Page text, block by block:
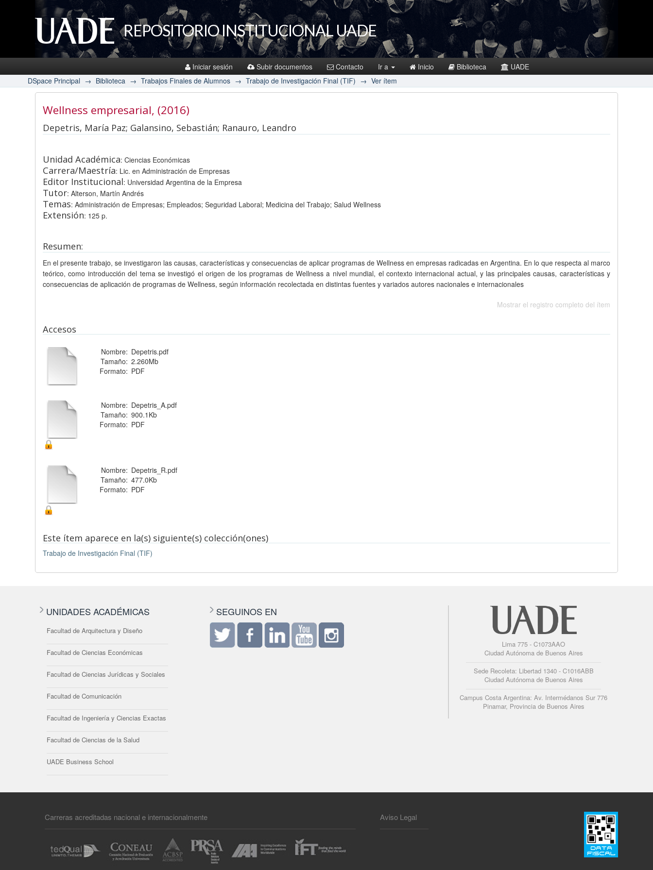
REPOSITORIO INSTITUCIONAL UADE
Iniciar sesión Subir documentos Contacto Ir a Inicio Biblioteca
UADE
DSpace Principal → Biblioteca → Trabajos Finales de Alumnos → Trabajo de Investigación Final (TIF) → Ver ítem
Wellness empresarial, (2016)
Depetris, María Paz; Galansino, Sebastián; Ranauro, Leandro
Unidad Académica: Ciencias Económicas
Carrera/Maestría: Lic. en Administración de Empresas
Editor Institucional: Universidad Argentina de la Empresa
Tutor: Alterson, Martín Andrés
Temas: Administración de Empresas; Empleados; Seguridad Laboral; Medicina del Trabajo; Salud Wellness
Extensión: 125 p.
Resumen:
En el presente trabajo, se investigaron las causas, características y consecuencias de aplicar programas de Wellness en empresas radicadas en Argentina. En lo que respecta al marco
teórico, como introducción del tema se investigó el origen de los programas de Wellness a nivel mundial, el contexto internacional actual, y las principales causas, características y
consecuencias de aplicación de programas de Wellness, según información recolectada en distintas fuentes y variados autores nacionales e internacionales
Mostrar el registro completo del ítem
Accesos
Nombre: Depetris.pdf
Tamaño: 2.260Mb
Formato: PDF
Nombre: Depetris_A.pdf
Tamaño: 900.1Kb
Formato: PDF
Nombre: Depetris_R.pdf
Tamaño: 477.0Kb
Formato: PDF
Este ítem aparece en la(s) siguiente(s) colección(ones)
Trabajo de Investigación Final (TIF)
UNIDADES ACADÉMICAS
Facultad de Arquitectura y Diseño
Facultad de Ciencias Económicas
Facultad de Ciencias Jurídicas y Sociales
Facultad de Comunicación
Facultad de Ingeniería y Ciencias Exactas
Facultad de Ciencias de la Salud
UADE Business School
SEGUINOS EN
Lima 775 - C1073AAO
Ciudad Autónoma de Buenos Aires
Sede Recoleta: Libertad 1340 - C1016ABB
Ciudad Autónoma de Buenos Aires
Campus Costa Argentina: Av. Intermédanos Sur 776
Pinamar, Provincia de Buenos Aires
Carreras acreditadas nacional e internacionalmente Aviso Legal